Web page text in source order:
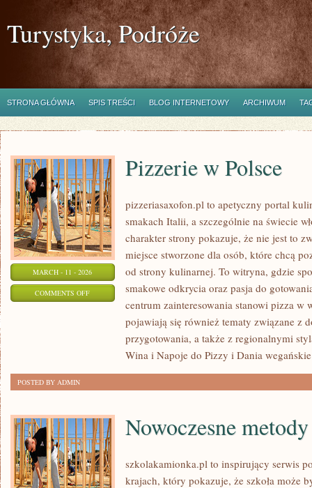
Turystyka, Podróże
STRONA GŁÓWNA SPIS TREŚCI BLOG INTERNETOWY ARCHIWUM
MARCH - 11 - 2026
COMMENTS OFFON
Pizzerie w Polsce
pizzeriasaxofon.pl to apetyczny portal
smakach Italii, a szczególnie na świecie
charakter strony pokazuje, że nie jest to
miejsce stworzone dla osób, które chcą
od strony kulinarnej. To witryna, gdzie
smakowe odkrycia oraz pasja do
centrum zainteresowania stanowi pizza w
pojawiają się również tematy związane z
przygotowania, a także z regionalnymi
Wina i Napoje do Pizzy i Dania
POSTED BY ADMIN
Nowoczesne
szkolakamionka.pl to inspirujący serwis
krajach, który pokazuje, że szkoła może